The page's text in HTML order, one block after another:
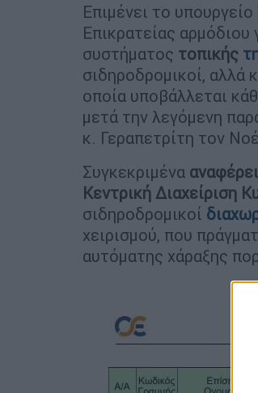
Επιμένει το
Επικρατείας αρμόδιου
συστήματος τοπικής
σιδηροδρομικοί, αλλά
οποία υποβάλλεται
μετά την λεγόμενη
κ. Γεραπετρίτη τον
Συγκεκριμένα
Κεντρική Διαχείριση
σιδηροδρομικοί
χειρισμού, που
αυτόματης χάραξης